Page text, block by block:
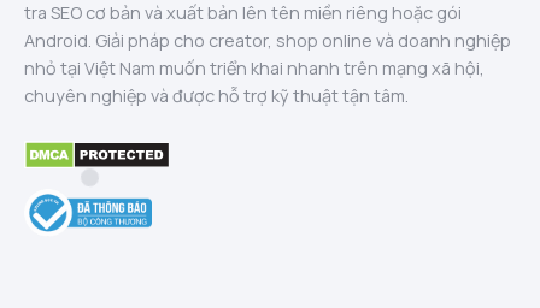
tra SEO cơ bản và xuất bản lên tên miền riêng hoặc gói
Android. Giải pháp cho creator, shop online và doanh nghiệp
nhỏ tại Việt Nam muốn triển khai nhanh trên mạng xã hội,
chuyên nghiệp và được hỗ trợ kỹ thuật tận tâm.